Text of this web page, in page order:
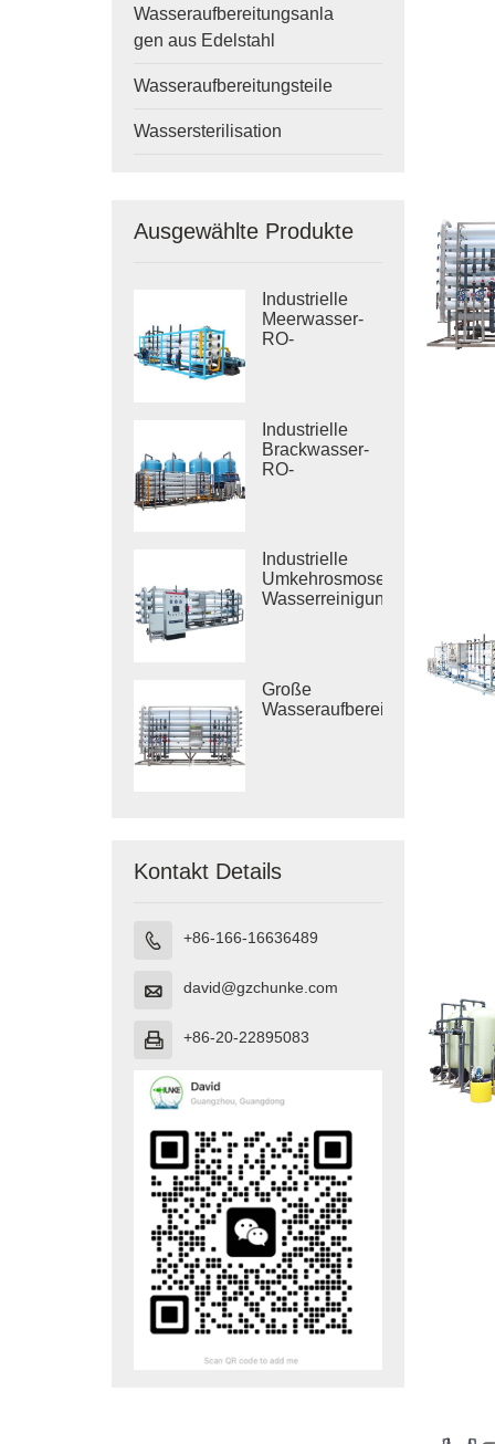
Wasseraufbereitungsanla
gen aus Edelstahl
Wasseraufbereitungsteile
Wassersterilisation
Ausgewählte Produkte
Industrielle
Meerwasser-
RO-
Industrielle
Brackwasser-
RO-
Industrielle
Umkehrosmose-
Wasserreinigungssysteme
Große
Wasseraufbereitungsanlagen
Kontakt Details
 +86-166-16636489
 david@gzchunke.com
 +86-20-22895083